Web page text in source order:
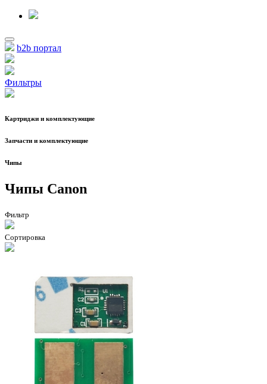
b2b портал
Фильтры
Картриджи и комплектующие
Запчасти и комплектующие
Чипы
Чипы Canon
Фильтр
Сортировка